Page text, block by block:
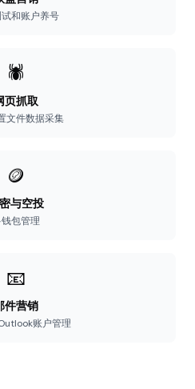
和账户养号
🕷️
页抓取
文件数据采集
🪙
与空投
钱包管理
📧
件营销
账户管理